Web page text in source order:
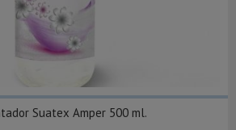
Suatex Amper 500 ml.